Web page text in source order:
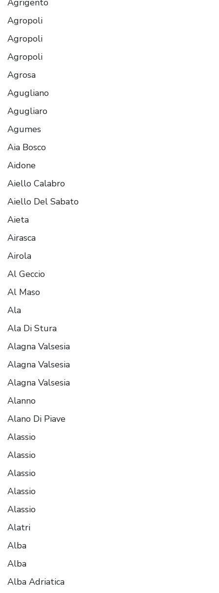
Agropoli
Agropoli
Agropoli
Agrosa
Agugliano
Agugliaro
Agumes
Aia Bosco
Aidone
Aiello Calabro
Aiello Del Sabato
Aieta
Airasca
Airola
Al Geccio
Al Maso
Ala
Ala Di Stura
Alagna Valsesia
Alagna Valsesia
Alagna Valsesia
Alanno
Alano Di Piave
Alassio
Alassio
Alassio
Alassio
Alassio
Alatri
Alba
Alba
Alba Adriatica